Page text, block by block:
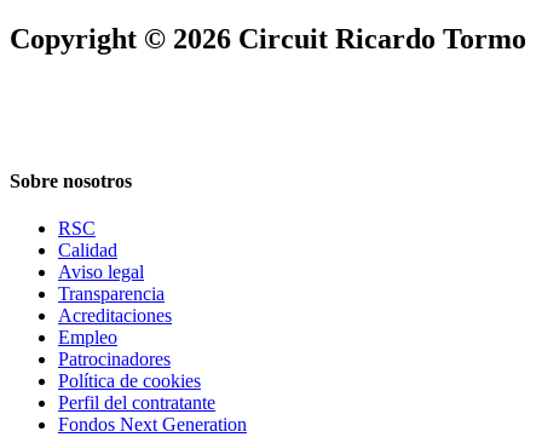
Copyright © 2026 Circuit Ricardo Tormo
Sobre nosotros
RSC
Calidad
Aviso legal
Transparencia
Acreditaciones
Empleo
Patrocinadores
Política de cookies
Perfil del contratante
Fondos Next Generation